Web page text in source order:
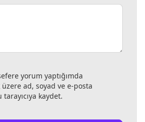
yorum yaptığımda
üzere ad, soyad ve e-posta
kaydet.